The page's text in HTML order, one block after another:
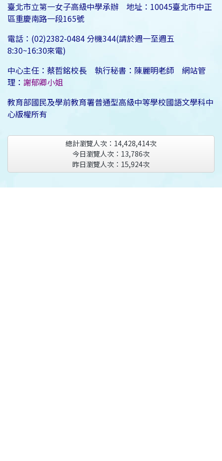
臺北市立第一女子高級中學承辦 地址：10045臺北市中正
區重慶南路一段165號
電話：(02)2382-0484 分機344(請於週一至週五
8:30~16:30來電)
中心主任：蔡哲銘校長 執行秘書：陳麗明老師 網站管
理： 謝郁卿小姐
教育部國民及學前教育署普通型高級中等學校國語文學科中
心版權所有
總計瀏覽人次： 14,428,414次
今日瀏覽人次： 13,786次
昨日瀏覽人次： 15,924次